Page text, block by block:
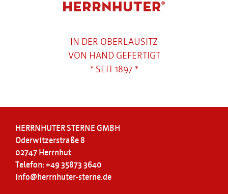
IN DER OBERLAUSITZ
VON HAND GEFERTIGT
* SEIT 1897 *
HERRNHUTER STERNE GMBH
Oderwitzerstraße 8
02747 Herrnhut
Telefon: +49 35873 3640
info@herrnhuter-sterne.de